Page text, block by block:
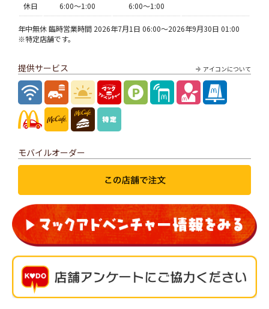
休日 6:00〜1:00 6:00〜1:00
年中無休 臨時営業時間 2026年7月1日 06:00～2026年9月30日 01:00
※特定店舗です。
アイコンについて
提供サービス
モバイルオーダー